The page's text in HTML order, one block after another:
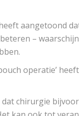
aangetoond
–
operatie’
chirurgie